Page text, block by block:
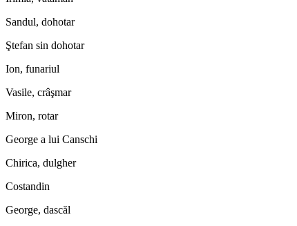
Sandul, dohotar
Ştefan sin dohotar
Ion, funariul
Vasile, crâşmar
Miron, rotar
George a lui Canschi
Chirica, dulgher
Costandin
George, dascăl